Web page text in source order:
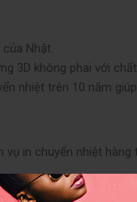
Nhật.
3D không phai với
nhiệt trên 10 năm
vụ in chuyển nhiệt
đồng phục sự kiện,